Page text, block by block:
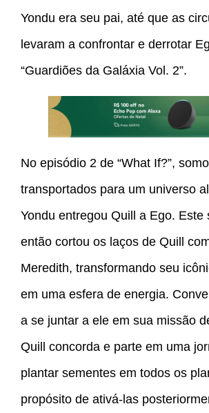
Yondu era seu pai, até que as
levaram a confrontar e derrotar
“Guardiões da Galáxia Vol. 2”.
No episódio 2 de “What If?”,
transportados para um universo
Yondu entregou Quill a Ego. Este
então cortou os laços de Quill
Meredith, transformando seu
em uma esfera de energia.
a se juntar a ele em sua missão
Quill concorda e parte em uma
plantar sementes em todos os
propósito de ativá-las